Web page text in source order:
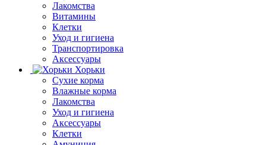
Лакомства
Витамины
Клетки
Уход и гигиена
Транспортировка
Аксессуары
Хорьки
Сухие корма
Влажные корма
Лакомства
Уход и гигиена
Аксессуары
Клетки